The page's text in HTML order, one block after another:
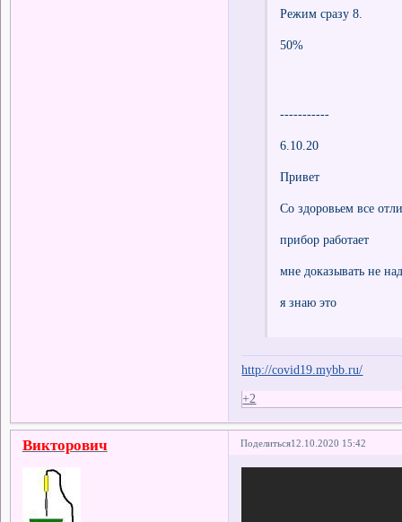
Режим сразу 8.
50%
-----------
6.10.20
Привет
Со здоровьем все
прибор работает
мне доказывать не
я знаю это
http://covid19.mybb.ru/
+2
Поделиться12.10.2020 15:42
Викторович